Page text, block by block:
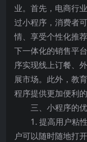
业。首先，电商行
过小程序，消费者
情、享受个性化推
下一体化的销售平
序实现线上订餐、
展市场。此外，教
程序提供更加便利
三、小程序的
1. 提高用户粘
户可以随时随地打